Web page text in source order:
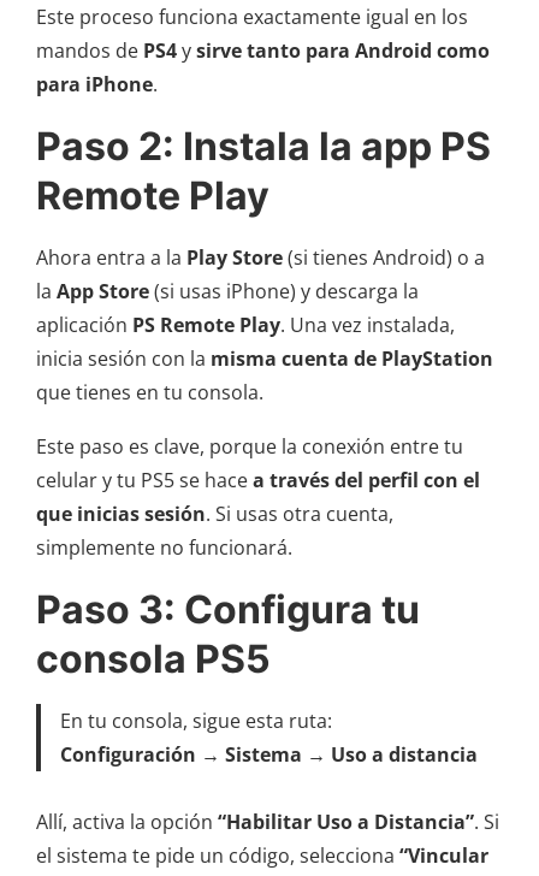
Este proceso funciona exactamente igual en los
mandos de PS4ysirve tanto para Android como
para iPhone.
Paso 2: Instala la app PS
Remote Play
Ahora entra a la Play Store(si tienes Android) o a
la App Store(si usas iPhone) y descarga la
aplicación PS Remote Play. Una vez instalada,
inicia sesión con la misma cuenta de PlayStation
que tienes en tu consola.
Este paso es clave, porque la conexión entre tu
celular y tu PS5 se hacea través del perfil con el
que inicias sesión. Si usas otra cuenta,
simplemente no funcionará.
Paso 3: Configura tu
consola PS5
En tu consola, sigue esta ruta:
Configuración → Sistema → Uso a distancia
Allí, activa la opción “Habilitar Uso a Distancia”. Si
el sistema te pide un código, selecciona “Vincular